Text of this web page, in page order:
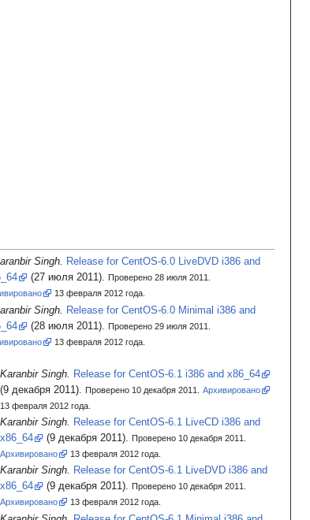
Singh. Release for CentOS-6.0 LiveDVD i386 and
(27 июля 2011). Проверено 28 июля 2011.
13 февраля 2012 года.
Singh.
Release for CentOS-6.0 Minimal i386 and
(28 июля 2011).
Проверено 29 июля 2011.
13 февраля 2012 года.
Karanbir Singh. Release for CentOS-6.1 i386 and x86_64
(9 декабря 2011). Проверено 10 декабря 2011.
Архивировано
13 февраля 2012 года.
Karanbir Singh. Release for CentOS-6.1 LiveCD i386 and
x86_64
(9 декабря 2011). Проверено 10 декабря 2011.
Архивировано
13 февраля 2012 года.
Karanbir Singh. Release for CentOS-6.1 LiveDVD i386 and
x86_64
(9 декабря 2011). Проверено 10 декабря 2011.
Архивировано
13 февраля 2012 года.